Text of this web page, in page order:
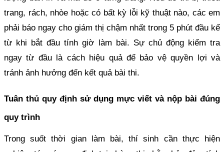
trang, rách, nhòe hoặc có bất kỳ lỗi kỹ thuật nào, các em
phải báo ngay cho giám thị chậm nhất trong 5 phút đầu kể
từ khi bắt đầu tính giờ làm bài. Sự chủ động kiểm tra
ngay từ đầu là cách hiệu quả để bảo vệ quyền lợi và
tránh ảnh hưởng đến kết quả bài thi.
Tuân thủ quy định sử dụng mực viết và nộp bài đúng
quy trình
Trong suốt thời gian làm bài, thí sinh cần thực hiện